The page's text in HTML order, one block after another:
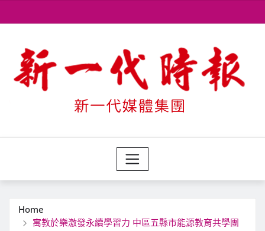
to
Home
寓教於樂激發永續學習力 中區五縣市能源教育共學團